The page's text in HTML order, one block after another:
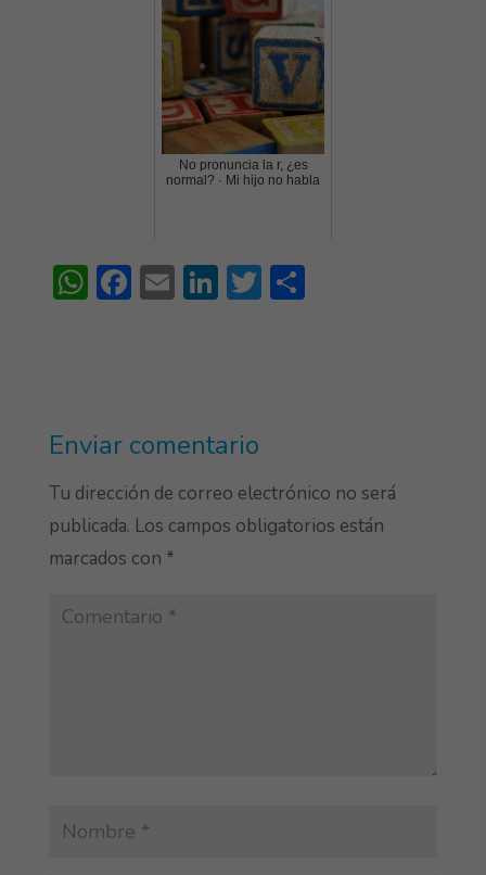
No pronuncia la r, ¿es
normal? · Mi hijo no habla
W
p
p
F
ok
E Li T S
Enviar comentario
Tu dirección de correo electrónico no será
publicada. Los campos obligatorios están
marcados con *